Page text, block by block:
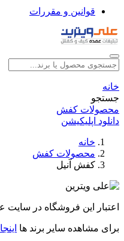
قوانین و مقررات
خانه
جستجو
محصولات کفش
دانلود اپلیکیشن
خانه
محصولات کفش
کفش آنیل
اعتبار این فروشگاه در
برای مشاهده سایر برند ها اینجا